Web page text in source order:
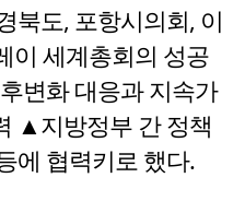
북도, 포항시의회, 이
이 세계총회의 성공
변화 대응과 지속가
▲지방정부 간 정책
에 협력키로 했다.